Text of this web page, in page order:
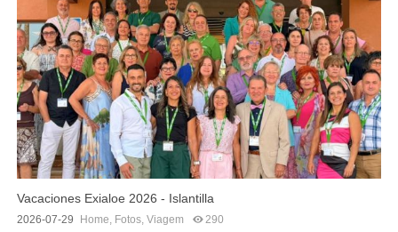
Vacaciones Exialoe 2026 - Islantilla
2026-07-29 Home, Fotos,Viagem 290